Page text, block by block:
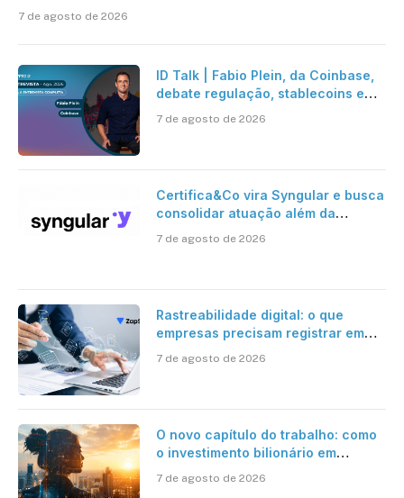
7 de agosto de 2026
ID Talk | Fabio Plein, da Coinbase,
debate regulação, stablecoins e
7 de agosto de 2026
Certifica&Co vira Syngular e busca
consolidar atuação além da
7 de agosto de 2026
Rastreabilidade digital: o que
empresas precisam registrar em
7 de agosto de 2026
O novo capítulo do trabalho: como
o investimento bilionário em
verdadeira era da inteligência
7 de agosto de 2026